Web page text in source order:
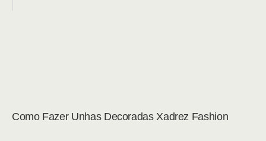
Como Fazer Unhas Decoradas Xadrez Fashion